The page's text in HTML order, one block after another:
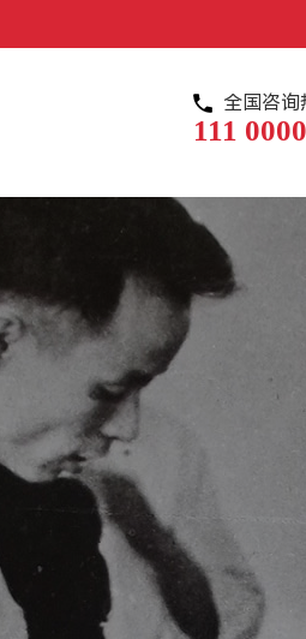
全国咨询
111